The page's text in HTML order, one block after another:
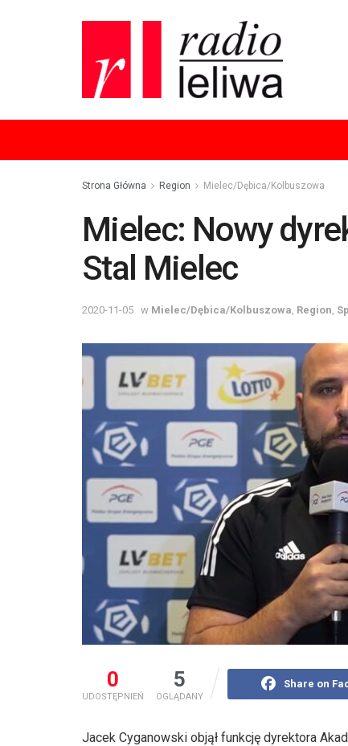
Strona Główna Region Mielec/Dębica/Kolbuszowa
Mielec: Nowy
Stal Mielec
2020-11-05 w Mielec/Dębica/Kolbuszowa Region
0
UDOSTĘPNIEŃ
5
OGLĄDANY
Share on
Jacek Cyganowski objął funkcję dyrektora